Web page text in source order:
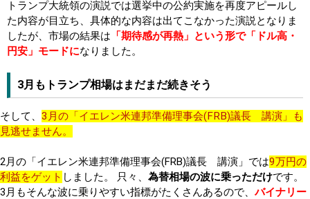
トランプ大統領の演説では選挙中の公約実施を再度アピールし
た内容が目立ち、具体的な内容は出てこなかった演説となりま
したが、市場の結果は 「期待感が再熱」という形で「ドル高・
円安」モードになりました。
3月もトランプ相場はまだまだ続きそう
そして、 3月の「イエレン米連邦準備理事会(FRB)議長 講演」も
見逃せません。
2月の「イエレン米連邦準備理事会(FRB)議長 講演」では9万円の
利益をゲット しました。 只々、 為替相場の波に乗っただけです。
3月もそんな波に乗りやすい指標がたくさんあるので、バイナリー